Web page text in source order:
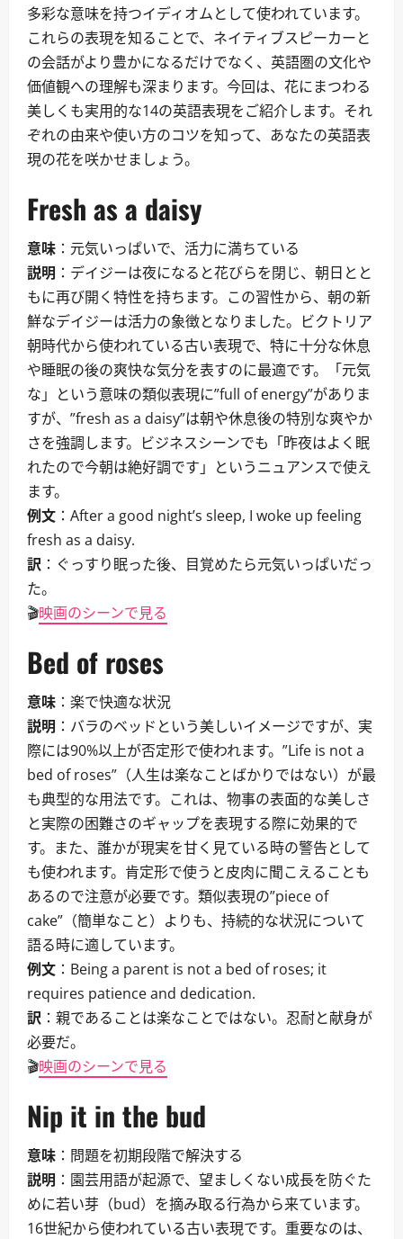
多彩な意味を持つイディオムとして使われています。
これらの表現を知ることで、ネイティブスピーカーと
の会話がより豊かになるだけでなく、英語圏の文化や
価値観への理解も深まります。今回は、花にまつわる
美しくも実用的な14の英語表現をご紹介します。それ
ぞれの由来や使い方のコツを知って、あなたの英語表
現の花を咲かせましょう。
Fresh as a daisy
意味 ：元気いっぱいで、活力に満ちている
説明 ：デイジーは夜になると花びらを閉じ、朝日とと
もに再び開く特性を持ちます。この習性から、朝の新
鮮なデイジーは活力の象徴となりました。ビクトリア
朝時代から使われている古い表現で、特に十分な休息
や睡眠の後の爽快な気分を表すのに最適です。「元気
な」という意味の類似表現に”full of energy”がありま
すが、”fresh as a daisy”は朝や休息後の特別な爽やか
さを強調します。ビジネスシーンでも「昨夜はよく眠
れたので今朝は絶好調です」というニュアンスで使え
ます。
例文 ：After a good night’s sleep, I woke up feeling
fresh as a daisy.
訳 ：ぐっすり眠った後、目覚めたら元気いっぱいだっ
た。
🎬映画のシーンで見る
Bed of roses
意味 ：楽で快適な状況
説明 ：バラのベッドという美しいイメージですが、実
際には90%以上が否定形で使われます。”Life is not a
bed of roses”（人生は楽なことばかりではない）が最
も典型的な用法です。これは、物事の表面的な美しさ
と実際の困難さのギャップを表現する際に効果的で
す。また、誰かが現実を甘く見ている時の警告として
も使われます。肯定形で使うと皮肉に聞こえることも
あるので注意が必要です。類似表現の”piece of
cake”（簡単なこと）よりも、持続的な状況について
語る時に適しています。
例文 ：Being a parent is not a bed of roses; it
requires patience and dedication.
訳 ：親であることは楽なことではない。忍耐と献身が
必要だ。
🎬映画のシーンで見る
Nip it in the bud
意味 ：問題を初期段階で解決する
説明 ：園芸用語が起源で、望ましくない成長を防ぐた
めに若い芽（bud）を摘み取る行為から来ています。
16世紀から使われている古い表現です。重要なのは、